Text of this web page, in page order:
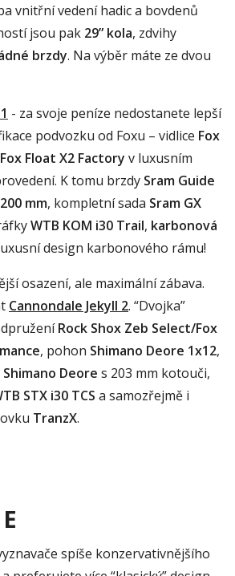
vnitřní vedení hadic a bovdenů
jsou pak 29” kola, zdvihy
brzdy. Na výběr máte ze dvou
- za svoje peníze nedostanete lepší
podvozku od Foxu – vidlice Fox
Fox Float X2 Factory v luxusním
K tomu brzdy Sram Guide
mm, kompletní sada Sram GX
WTB KOM i30 Trail, karbonová
design karbonového rámu!
osazení, ale maximální zábava.
Cannondale Jekyll 2. “Dvojka”
Rock Shox Zeb Select/Fox
, pohon Shimano Deore 1x12,
Shimano Deore s 203 mm kotouči,
STX i30 TCS a samozřejmě i
TranzX.
spíše konzervativnějšího